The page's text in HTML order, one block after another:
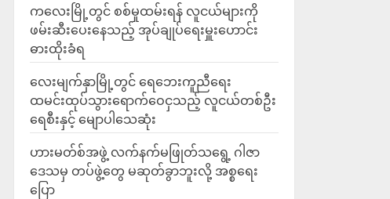
ကလေးမြို့တွင် စစ်မှုထမ်းရန် လူငယ်များကို
ဖမ်းဆီးပေးနေသည့် အုပ်ချုပ်ရေးမှူးဟောင်း
ဓားထိုးခံရ
လေးမျက်နှာမြို့တွင် ရေဘေးကူညီရေး
ထမင်းထုပ်သွားရောက်ဝေငှသည့် လူငယ်တစ်ဦး
ရေစီးနှင့် မျောပါသေဆုံး
ဟားမတ်စ်အဖွဲ့ လက်နက်မဖြုတ်သရွေ့ ဂါဇာ
ဒေသမှ တပ်ဖွဲ့တွေ မဆုတ်ခွာဘူးလို့ အစ္စရေး
ပြော